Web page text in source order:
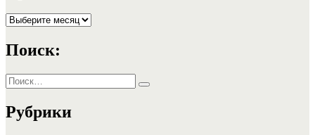
Архивы
Поиск:
Искать:
Поиск
Рубрики